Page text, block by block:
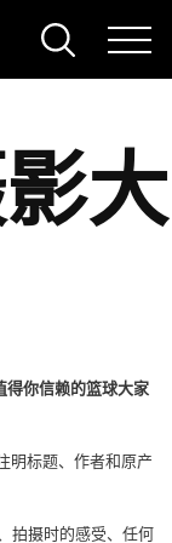
大
你信赖的篮球大家
明标题、作者和原产
拍摄时的感受、任何